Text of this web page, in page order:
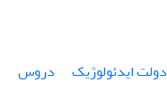
دولت ایدئولوژیک
دروس